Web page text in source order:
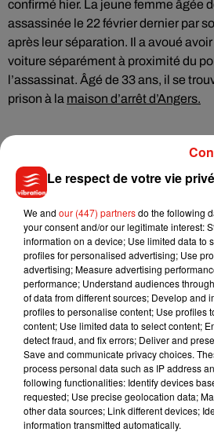
confirmé hier. La jeune femme âgée
assassinée le 22 février dernier par
après leur séparation. Il a avoué
voiture séparément à proximité du
l’assassinat. Âgé de 33 ans, il se
prison à la maison d’arrêt d’Angers.
Musique
7 août 2026
Julien Lieb
dans son
7 août 2026
Madonna sort
Sensation » avec
Le respect de votre vie
We and our (447) partnersdo the following
your consent and/or our legitimate interest:
information on a device; Use limited data to
profiles for personalised advertising; Use
advertising; Measure advertising
performance; Understand audiences
of data from different sources; Develop and
profiles to personalise content; Use profiles
content; Use limited data to select content;
detect fraud, and fix errors; Deliver and
Save and communicate privacy choices.
process personal data such as IP address
following functionalities: Identify devices
requested; Use precise geolocation data;
other data sources; Link different devices;
information transmitted automatically.